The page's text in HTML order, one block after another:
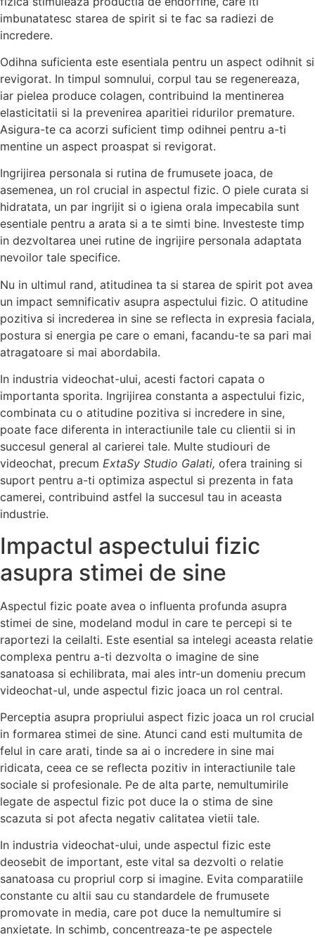
imbunatatesc starea de spirit si te fac sa radiezi de
incredere.
Odihna suficienta este esentiala pentru un aspect odihnit si
revigorat. In timpul somnului, corpul tau se regenereaza,
iar pielea produce colagen, contribuind la mentinerea
elasticitatii si la prevenirea aparitiei ridurilor premature.
Asigura-te ca acorzi suficient timp odihnei pentru a-ti
mentine un aspect proaspat si revigorat.
Ingrijirea personala si rutina de frumusete joaca, de
asemenea, un rol crucial in aspectul fizic. O piele curata si
hidratata, un par ingrijit si o igiena orala impecabila sunt
esentiale pentru a arata si a te simti bine. Investeste timp
in dezvoltarea unei rutine de ingrijire personala adaptata
nevoilor tale specifice.
Nu in ultimul rand, atitudinea ta si starea de spirit pot avea
un impact semnificativ asupra aspectului fizic. O atitudine
pozitiva si increderea in sine se reflecta in expresia faciala,
postura si energia pe care o emani, facandu-te sa pari mai
atragatoare si mai abordabila.
In industria videochat-ului, acesti factori capata o
importanta sporita. Ingrijirea constanta a aspectului fizic,
combinata cu o atitudine pozitiva si incredere in sine,
poate face diferenta in interactiunile tale cu clientii si in
succesul general al carierei tale. Multe studiouri de
videochat, precum ExtaSy Studio Galati, ofera training si
suport pentru a-ti optimiza aspectul si prezenta in fata
camerei, contribuind astfel la succesul tau in aceasta
industrie.
Impactul aspectului fizic
asupra stimei de sine
Aspectul fizic poate avea o influenta profunda asupra
stimei de sine, modeland modul in care te percepi si te
raportezi la ceilalti. Este esential sa intelegi aceasta relatie
complexa pentru a-ti dezvolta o imagine de sine
sanatoasa si echilibrata, mai ales intr-un domeniu precum
videochat-ul, unde aspectul fizic joaca un rol central.
Perceptia asupra propriului aspect fizic joaca un rol crucial
in formarea stimei de sine. Atunci cand esti multumita de
felul in care arati, tinde sa ai o incredere in sine mai
ridicata, ceea ce se reflecta pozitiv in interactiunile tale
sociale si profesionale. Pe de alta parte, nemultumirile
legate de aspectul fizic pot duce la o stima de sine
scazuta si pot afecta negativ calitatea vietii tale.
In industria videochat-ului, unde aspectul fizic este
deosebit de important, este vital sa dezvolti o relatie
sanatoasa cu propriul corp si imagine. Evita comparatiile
constante cu altii sau cu standardele de frumusete
promovate in media, care pot duce la nemultumire si
anxietate. In schimb, concentreaza-te pe aspectele